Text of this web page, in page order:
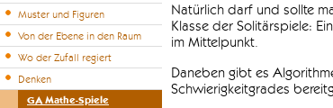
Muster und Figuren
Von der Ebene in den Raum
Wo der Zufall regiert
Denken
GA Mathe-Spiele
Natürlich darf und sollte
Klasse der Solitärspiele:
im Mittelpunkt.
Daneben gibt es
Schwierigkeitgrades